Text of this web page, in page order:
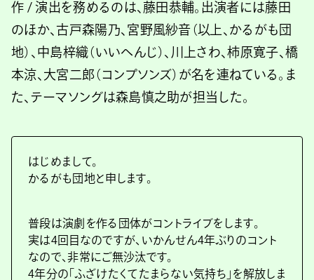
作 / 演出を務めるのは、藤田恭輔。出演者には藤田
のほか、古戸森陽乃、宮野風紗音（以上、かるがも団
地）、中島梓織（いいへんじ）、川上さわ、柿原寛子、橋
本涼、大宮二郎（コンプソンズ）が名を連ねている。ま
た、テーマソングは森島慎之助が担当した。
はじめまして。
かるがも団地と申します。
普段は演劇を作る団体がコントライブをします。
実は4回目なのですが、いかんせん4年ぶりのコント
なので、非常にご無沙汰です。
4年分の「ふざけたくてたまらない気持ち」を解放しま